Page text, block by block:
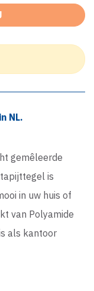
NL.
gemêleerde
is
in uw huis of
van Polyamide
als kantoor